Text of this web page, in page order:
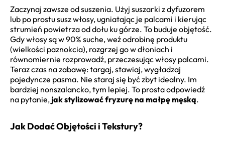
Zaczynaj zawsze od suszenia. Użyj suszarki z dyfuzorem
lub po prostu susz włosy, ugniatając je palcami i kierując
strumień powietrza od dołu ku górze. To buduje objętość.
Gdy włosy są w 90% suche, weź odrobinę produktu
(wielkości paznokcia), rozgrzej go w dłoniach i
równomiernie rozprowadź, przeczesując włosy palcami.
Teraz czas na zabawę: targaj, stawiaj, wygładzaj
pojedyncze pasma. Nie staraj się być zbyt idealny. Im
bardziej nonszalancko, tym lepiej. To prosta odpowiedź
na pytanie, jak stylizować fryzurę na małpę męską.
Jak Dodać Objętości i Tekstury?